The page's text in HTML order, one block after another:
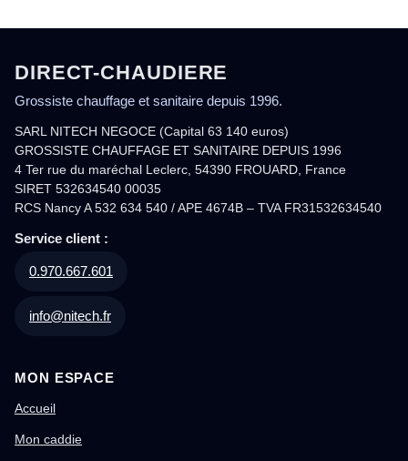
DIRECT-CHAUDIERE
Grossiste chauffage et sanitaire depuis 1996.
SARL NITECH NEGOCE (Capital 63 140 euros)
GROSSISTE CHAUFFAGE ET SANITAIRE DEPUIS 1996
4 Ter rue du maréchal Leclerc, 54390 FROUARD, France
SIRET 532634540 00035
RCS Nancy A 532 634 540 / APE 4674B – TVA FR31532634540
Service client :
0.970.667.601
info@nitech.fr
MON ESPACE
Accueil
Mon caddie